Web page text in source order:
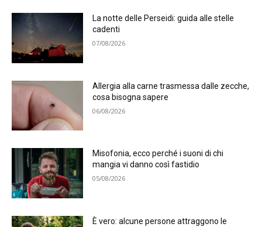
La notte delle Perseidi: guida alle stelle
cadenti
07/08/2026
Allergia alla carne trasmessa dalle zecche,
cosa bisogna sapere
06/08/2026
Misofonia, ecco perché i suoni di chi
mangia vi danno così fastidio
05/08/2026
È vero: alcune persone attraggono le